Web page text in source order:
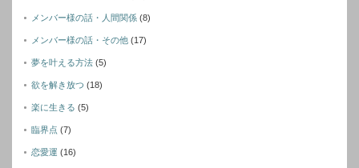
メンバー様の話・人間関係 (8)
メンバー様の話・その他 (17)
夢を叶える方法 (5)
欲を解き放つ (18)
楽に生きる (5)
臨界点 (7)
恋愛運 (16)